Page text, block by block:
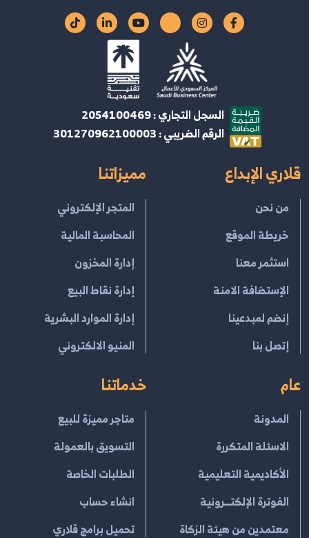
السجل التجاري : 2054100469
الرقم الضريبي : 301270962100003
قلاري الإبداع
من نحن
خريطة الموقع
استثمر معنا
الإستضافة الامنة
إنضم لمبدعينا
إتصل بنا
مميزاتنا
المتجر الإلكتروني
المحاسبة المالية
إدارة المخزون
إدارة نقاط البيع
إدارة الموارد البشرية
المنيو الالكتروني
عام
المدونة
الاسئلة المتكررة
الأكاديمية التعليمية
الفوترة الإلكتــرونية
معتمدين من هيئة الزكاة
خدماتنا
متاجر مميزة للبيع
التسويق بالعمولة
الطلبات الخاصة
انشاء حساب
تحميل برامج قلاري